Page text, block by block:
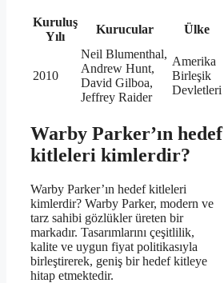
Kuruluş
Yılı
Kurucular Ülke
2010
Neil Blumenthal,
Andrew Hunt,
David Gilboa,
Jeffrey Raider
Amerika
Birleşik
Devletleri
Warby Parker’ın hedef
kitleleri kimlerdir?
Warby Parker’ın hedef kitleleri
kimlerdir? Warby Parker, modern ve
tarz sahibi gözlükler üreten bir
markadır. Tasarımlarını çeşitlilik,
kalite ve uygun fiyat politikasıyla
birleştirerek, geniş bir hedef kitleye
hitap etmektedir.